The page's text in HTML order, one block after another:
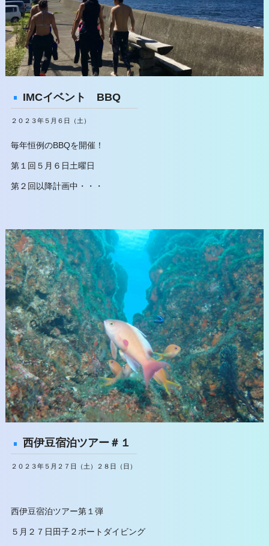
IMCイベント BBQ
２０２３年５月６日（土）
毎年恒例のBBQを開催！
第１回５月６日土曜日
第２回以降計画中・・・
西伊豆宿泊ツアー＃１
２０２３年５月２７日（土）２８日（日）
西伊豆宿泊ツアー第１弾
５月２７日田子２ボートダイビング